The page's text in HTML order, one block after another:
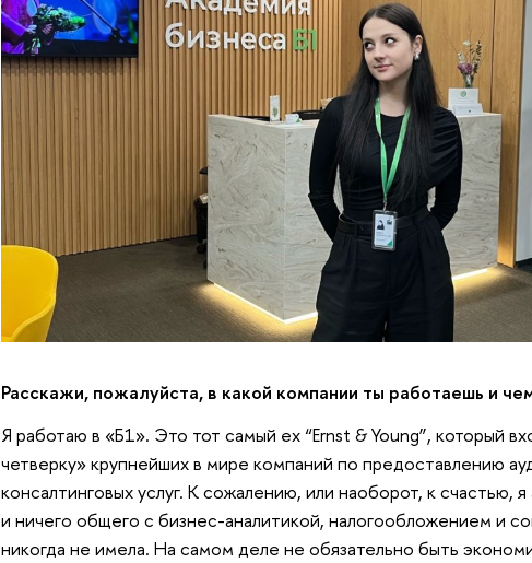
Расскажи, пожалуйста, в какой компании ты работаешь и
Я работаю в «Б1». Это тот самый ex “Ernst & Young”, который
четверку» крупнейших в мире компаний по предоставлению
консалтинговых услуг. К сожалению, или наоборот, к счастью,
и ничего общего с бизнес-аналитикой, налогообложением и
никогда не имела. На самом деле не обязательно быть